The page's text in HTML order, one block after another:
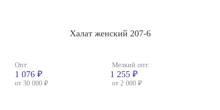
Халат женский 207-6
Опт: Мелкий опт:
1 076 ₽ 1 255 ₽
от 30 000 ₽ от 2 000 ₽